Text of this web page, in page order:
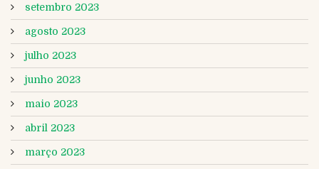
setembro 2023
agosto 2023
julho 2023
junho 2023
maio 2023
abril 2023
março 2023